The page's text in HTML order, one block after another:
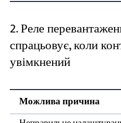
2. Реле
спрацьовує, коли
увімкнений
Можлива причина